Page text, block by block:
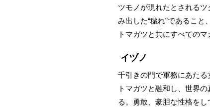
ツモノが現れたとされる
み出した“穢れ”であるこ
トマガツと共にすべての
イヅノ
千引きの門で軍務にあた
トマガツと融和し、世界
る。勇敢、豪胆な性格を